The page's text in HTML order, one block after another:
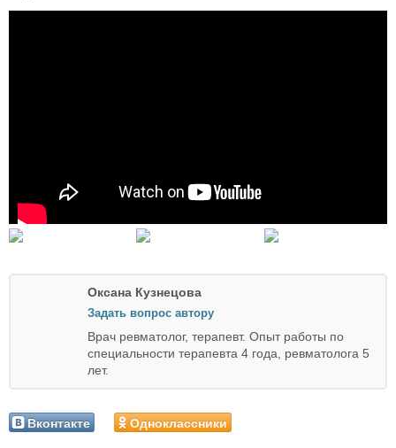
Оксана Кузнецова
Задать вопрос автору
Врач ревматолог, терапевт. Опыт работы по
специальности терапевта 4 года, ревматолога 5
лет.
Вконтакте Одноклассники